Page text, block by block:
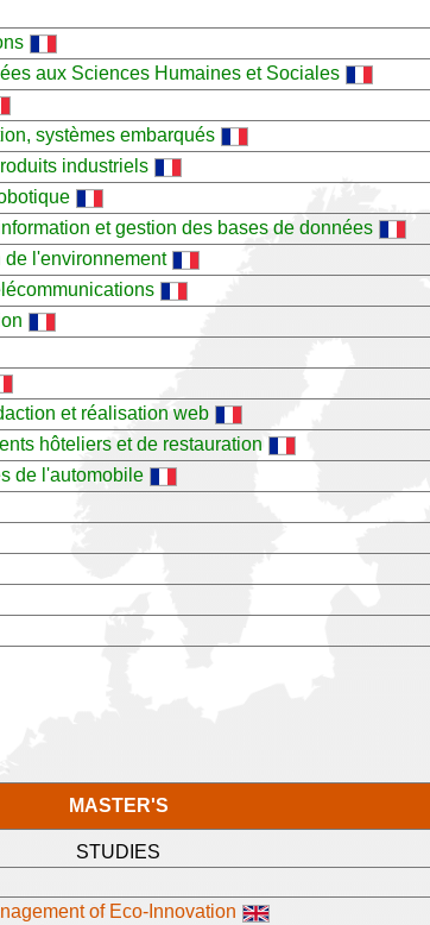
aux Sciences Humaines et Sociales
systèmes embarqués
industriels
et gestion des bases de données
de l'environnement
et réalisation web
hôteliers et de restauration
de l'automobile
MASTER'S
STUDIES
of Eco-Innovation